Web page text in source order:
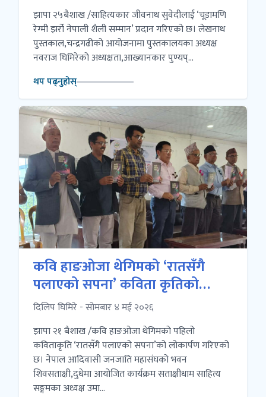
झापा २५बैशाख /साहित्यकार जीवनाथ सुवेदीलाई ‘चूडामणि
रेग्मी झर्रो नेपाली शैली सम्मान’ प्रदान गरिएको छ। लेखनाथ
पुस्तकाल,चन्द्रगढीको आयोजनामा पुस्तकालयका अध्यक्ष
नवराज घिमिरेको अध्यक्षता,आख्यानकार पुण्यप्...
थप पढ्नुहोस्
कवि हाङओजा थेगिमको ‘रातसँगै
पलाएको सपना’ कविता कृतिको
लोकार्पण
दिलिप घिमिरे - सोमबार ४ मई २०२६
झापा २१ बैशाख /कवि हाङओजा थेगिमको पहिलो
कविताकृति ‘रातसँगै पलाएको सपना’को लोकार्पण गरिएको
छ। नेपाल आदिवासी जनजाति महासंघको भवन
शिवसताक्षी,दुधेमा आयोजित कार्यक्रम सताक्षीधाम साहित्य
सङ्गमका अध्यक्ष उमा...